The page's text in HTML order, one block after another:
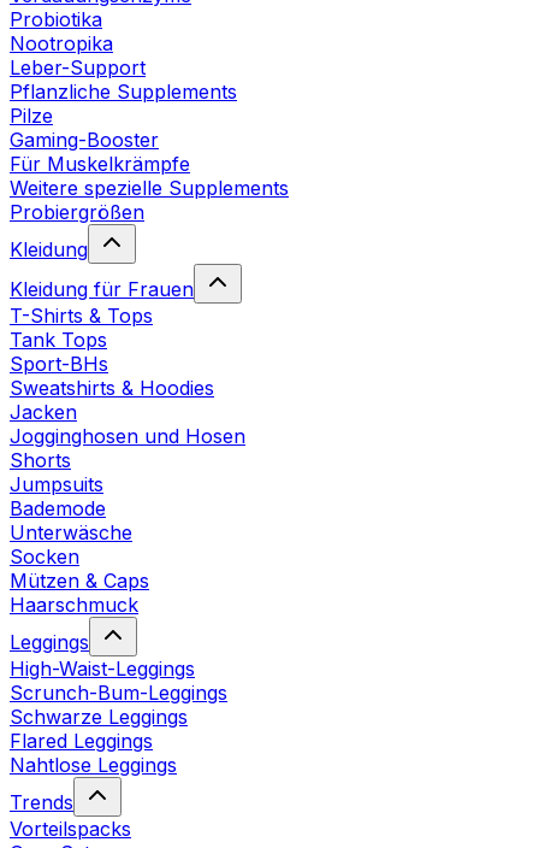
Probiotika
Nootropika
Leber-Support
Pflanzliche Supplements
Pilze
Gaming-Booster
Für Muskelkrämpfe
Weitere spezielle Supplements
Probiergrößen
Kleidung
Kleidung für Frauen
T-Shirts & Tops
Tank Tops
Sport-BHs
Sweatshirts & Hoodies
Jacken
Jogginghosen und Hosen
Shorts
Jumpsuits
Bademode
Unterwäsche
Socken
Mützen & Caps
Haarschmuck
Leggings
High-Waist-Leggings
Scrunch-Bum-Leggings
Schwarze Leggings
Flared Leggings
Nahtlose Leggings
Trends
Vorteilspacks